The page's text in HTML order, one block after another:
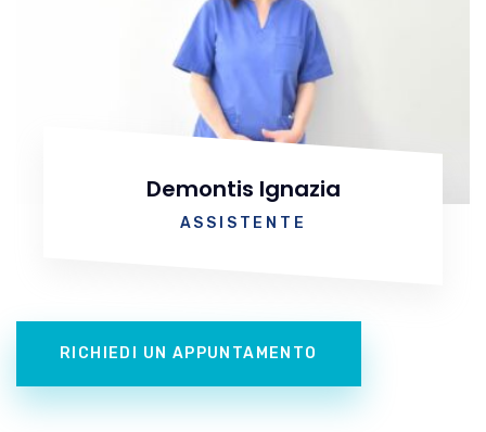
Demontis Ignazia
ASSISTENTE
RICHIEDI UN APPUNTAMENTO